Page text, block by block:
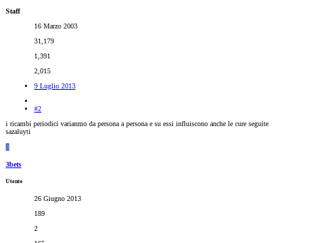
Staff
16 Marzo 2003
31,179
1,391
2,015
9 Luglio 2013
#2
i ricambi periodici varianmo da persona a persona e su essi influiscono anche le cure seguite
sazaluyti
3
3bets
Utente
26 Giugno 2013
189
2